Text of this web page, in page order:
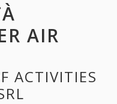
AIR
ACTIVITIES